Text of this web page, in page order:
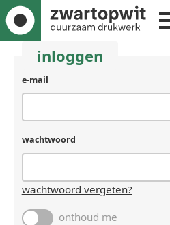
inloggen
e-mail
wachtwoord
wachtwoord vergeten?
onthoud me